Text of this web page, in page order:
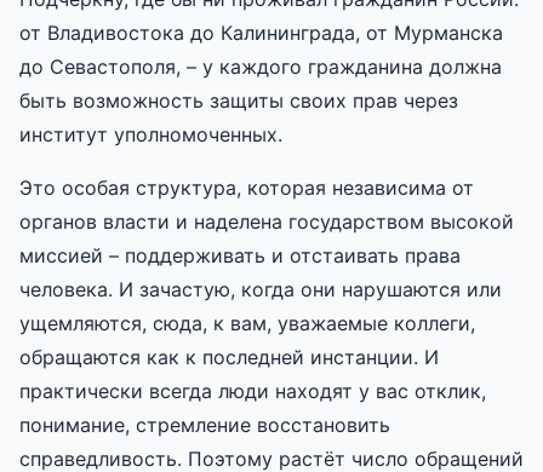
от Владивостока до Калининграда, от Мурманска
до Севастополя, – у каждого гражданина должна
быть возможность защиты своих прав через
институт уполномоченных.
Это особая структура, которая независима от
органов власти и наделена государством высокой
миссией – поддерживать и отстаивать права
человека. И зачастую, когда они нарушаются или
ущемляются, сюда, к вам, уважаемые коллеги,
обращаются как к последней инстанции. И
практически всегда люди находят у вас отклик,
понимание, стремление восстановить
справедливость. Поэтому растёт число обращений